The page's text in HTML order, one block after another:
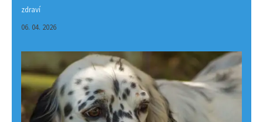
zdraví
06. 04. 2026